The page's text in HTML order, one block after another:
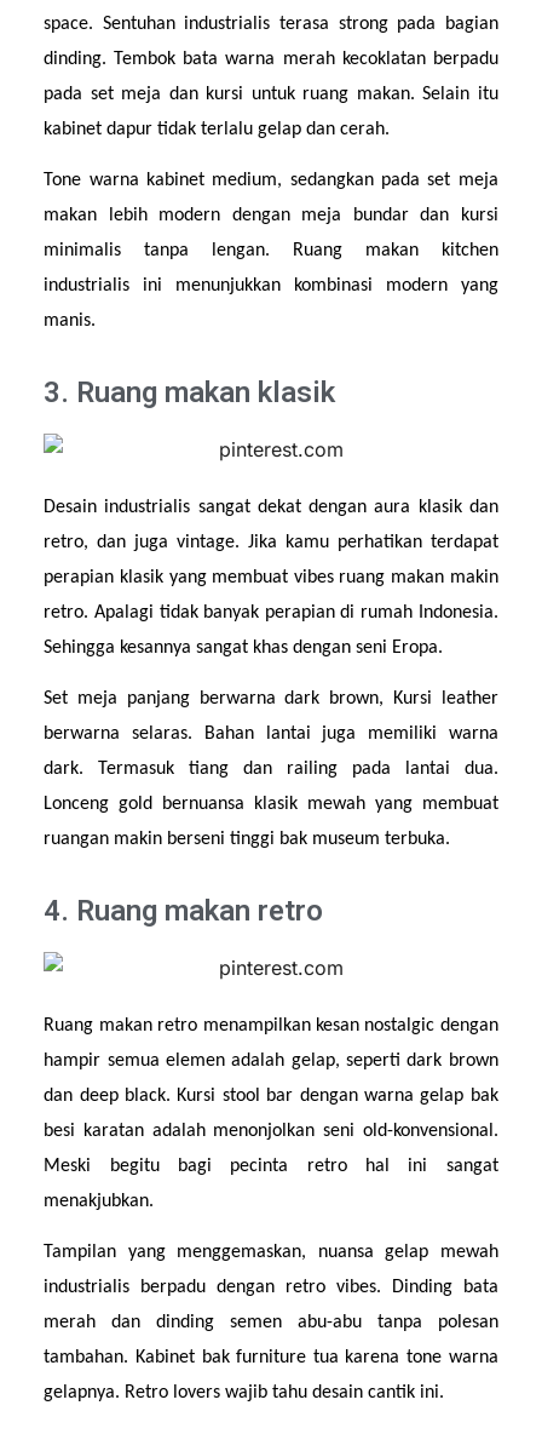
space. Sentuhan industrialis terasa strong pada bagian
dinding. Tembok bata warna merah kecoklatan berpadu
pada set meja dan kursi untuk ruang makan. Selain itu
kabinet dapur tidak terlalu gelap dan cerah.
Tone warna kabinet medium, sedangkan pada set meja
makan lebih modern dengan meja bundar dan kursi
minimalis tanpa lengan. Ruang makan kitchen
industrialis ini menunjukkan kombinasi modern yang
manis.
3. Ruang makan klasik
Desain industrialis sangat dekat dengan aura klasik dan
retro, dan juga vintage. Jika kamu perhatikan terdapat
perapian klasik yang membuat vibes ruang makan makin
retro. Apalagi tidak banyak perapian di rumah Indonesia.
Sehingga kesannya sangat khas dengan seni Eropa.
Set meja panjang berwarna dark brown, Kursi leather
berwarna selaras. Bahan lantai juga memiliki warna
dark. Termasuk tiang dan railing pada lantai dua.
Lonceng gold bernuansa klasik mewah yang membuat
ruangan makin berseni tinggi bak museum terbuka.
4. Ruang makan retro
Ruang makan retro menampilkan kesan nostalgic dengan
hampir semua elemen adalah gelap, seperti dark brown
dan deep black. Kursi stool bar dengan warna gelap bak
besi karatan adalah menonjolkan seni old-konvensional.
Meski begitu bagi pecinta retro hal ini sangat
menakjubkan.
Tampilan yang menggemaskan, nuansa gelap mewah
industrialis berpadu dengan retro vibes. Dinding bata
merah dan dinding semen abu-abu tanpa polesan
tambahan. Kabinet bak furniture tua karena tone warna
gelapnya. Retro lovers wajib tahu desain cantik ini.